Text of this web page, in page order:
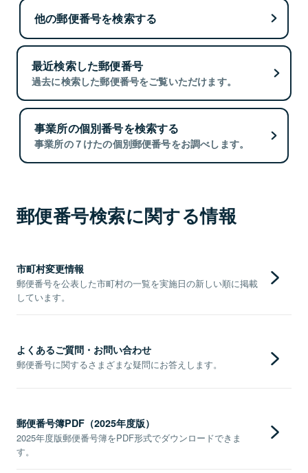
他の郵便番号を検索する
最近検索した郵便番号
過去に検索した郵便番号をご覧いただけます。
事業所の個別番号を検索する
事業所の７けたの個別郵便番号をお調べします。
郵便番号検索に関する情報
市町村変更情報
郵便番号を公表した市町村の一覧を実施日の新しい順に掲載
しています。
よくあるご質問・お問い合わせ
郵便番号に関するさまざまな疑問にお答えします。
郵便番号簿PDF（2025年度版）
2025年度版郵便番号簿をPDF形式でダウンロードできま
す。